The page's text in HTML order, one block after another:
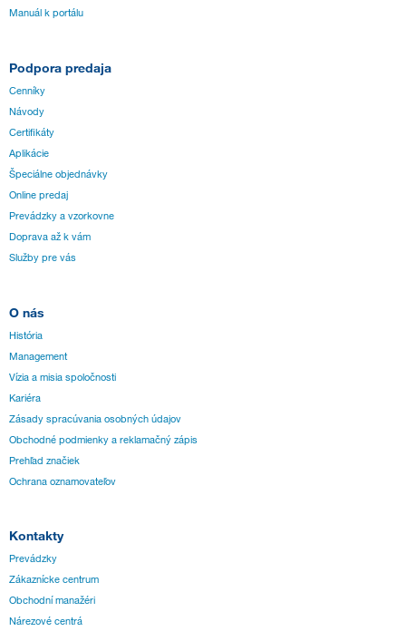
Manuál k portálu
Podpora predaja
Cenníky
Návody
Certifikáty
Aplikácie
Špeciálne objednávky
Online predaj
Prevádzky a vzorkovne
Doprava až k vám
Služby pre vás
O nás
História
Management
Vízia a misia spoločnosti
Kariéra
Zásady spracúvania osobných údajov
Obchodné podmienky a reklamačný zápis
Prehľad značiek
Ochrana oznamovateľov
Kontakty
Prevádzky
Zákaznícke centrum
Obchodní manažéri
Nárezové centrá